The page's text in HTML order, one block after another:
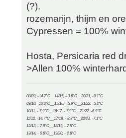
(?).
rozemarijn, thijm en
Cypressen = 100%
Hosta, Persicaria red
>Allen 100%
08/09, -14.7°C__14/15, - 3.6°C__20/21, -9.1°C
09/10, -10.0°C__15/16, - 5.9°C__21/22, -5.2°C
10/11, - 7.9°C__16/17, - 7.9°C__21/22, -6.9°C
11/12, -14.7°C__17/18, - 8.3°C__22/23, -7.1°C
12/13, - 7.9°C__18/19, - 7.5°C
13/14, - 0.8°C__19/20, - 2.8°C